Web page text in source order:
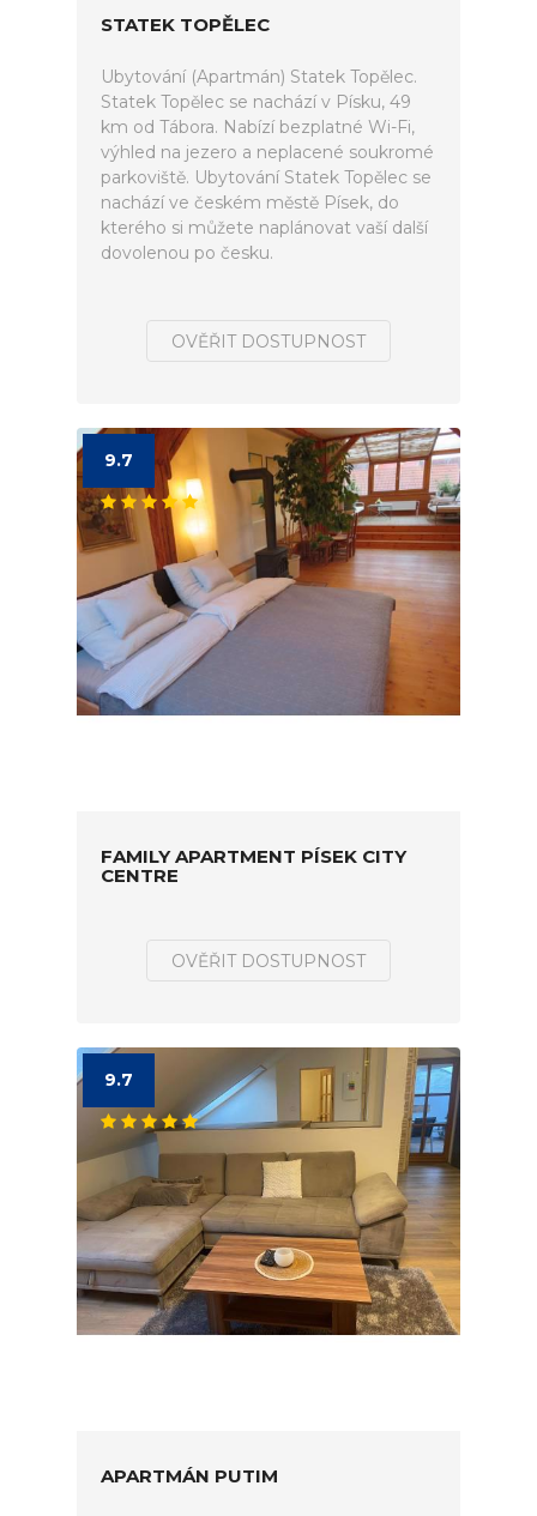
STATEK TOPĚLEC
Ubytování (Apartmán) Statek Topělec.
Statek Topělec se nachází v Písku, 49
km od Tábora. Nabízí bezplatné Wi-Fi,
výhled na jezero a neplacené soukromé
parkoviště. Ubytování Statek Topělec se
nachází ve českém městě Písek, do
kterého si můžete naplánovat vaší další
dovolenou po česku.
OVĚŘIT DOSTUPNOST
9.7
FAMILY APARTMENT PÍSEK CITY
CENTRE
OVĚŘIT DOSTUPNOST
9.7
APARTMÁN PUTIM